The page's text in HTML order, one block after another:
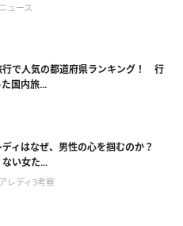
ュース
行で人気の都道府県ランキング！ 行
国内旅...
ディはなぜ、男性の心を掴むのか？
い女た...
レディ3考察